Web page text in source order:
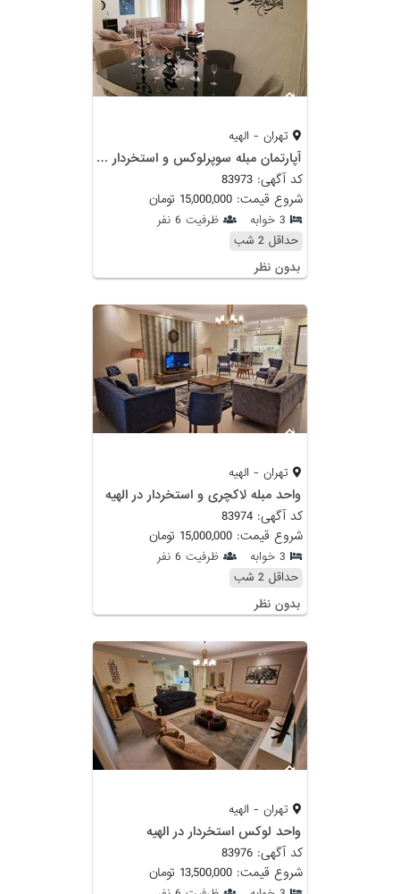
تهران - الهیه
آپارتمان مبله سوپرلوکس و استخردار در الهیه
کد آگهی: 83973
شروع قیمت: 15,000,000 تومان
3 خوابه
ظرفیت 6 نفر
حداقل 2 شب
بدون نظر
تهران - الهیه
واحد مبله لاکچری و استخردار در الهیه
کد آگهی: 83974
شروع قیمت: 15,000,000 تومان
3 خوابه
ظرفیت 6 نفر
حداقل 2 شب
بدون نظر
تهران - الهیه
واحد لوکس استخردار در الهیه
کد آگهی: 83976
شروع قیمت: 13,500,000 تومان